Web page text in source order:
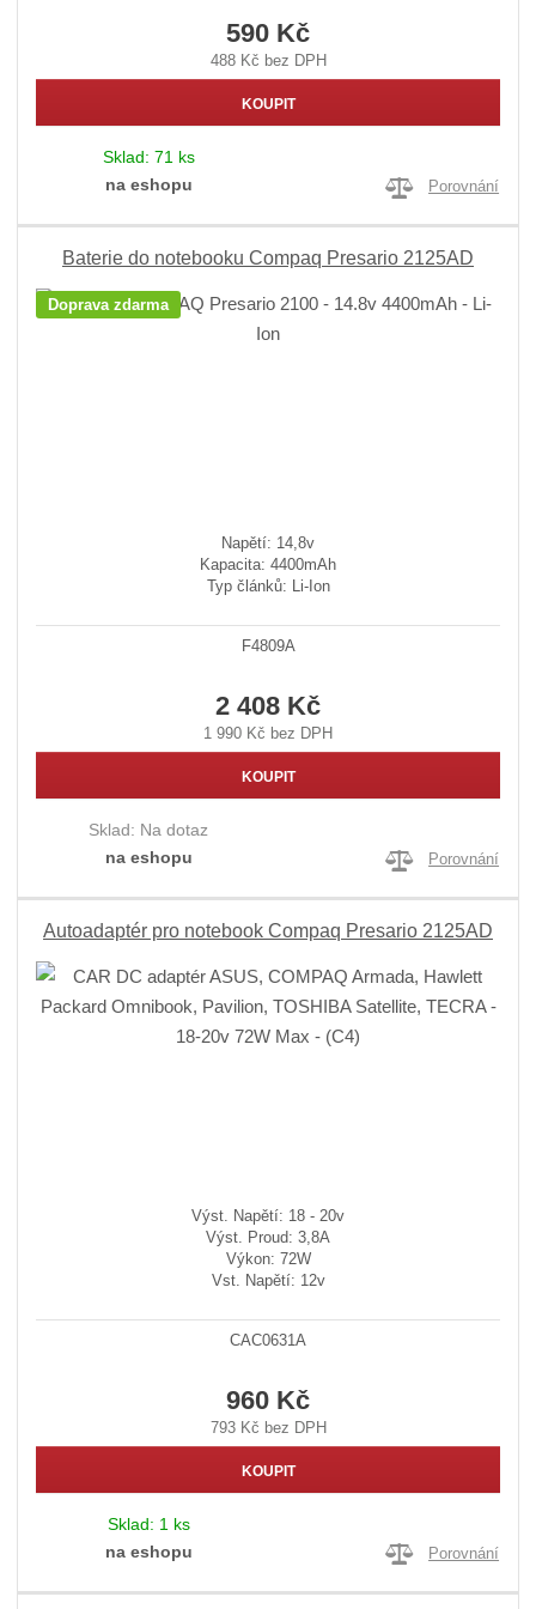
590 Kč
488 Kč bez DPH
KOUPIT
Sklad: 71 ks
na eshopu
Porovnání
Baterie do notebooku Compaq Presario 2125AD
Doprava zdarma
Napětí: 14,8v
Kapacita: 4400mAh
Typ článků: Li-Ion
F4809A
2 408 Kč
1 990 Kč bez DPH
KOUPIT
Sklad: Na dotaz
na eshopu
Porovnání
Autoadaptér pro notebook Compaq Presario 2125AD
Výst. Napětí: 18 - 20v
Výst. Proud: 3,8A
Výkon: 72W
Vst. Napětí: 12v
CAC0631A
960 Kč
793 Kč bez DPH
KOUPIT
Sklad: 1 ks
na eshopu
Porovnání